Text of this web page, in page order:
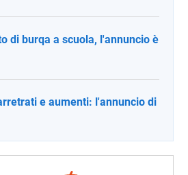
di burqa a scuola, l'annuncio è
e aumenti: l'annuncio di